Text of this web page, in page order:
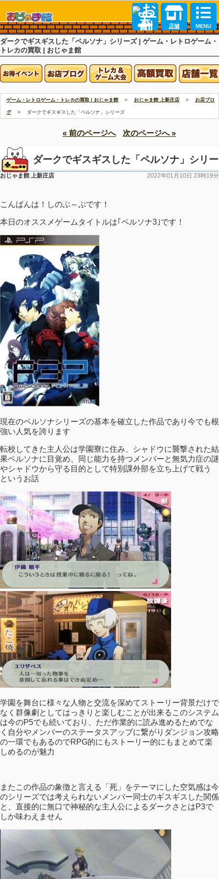
店舗 MENU
ダークでギスギスした「ペルソナ」シリーズ | ゲーム・レトロゲーム・
トレカの買取 | おじゃま館
ゲーム・レトロゲーム・トレカの買取 | おじゃま館 おじゃま館 上新庄店 お店ブロ
グ ダークでギスギスした「ペルソナ」シリーズ
« 前のページへ 次のページへ »
ダークでギスギスした「ペルソナ」シリー
おじゃま館 上新庄店 2022年01月10日 23時19分
こんばんは！しのぶ～ぶです！
本日のオススメゲームタイトルは｢ペルソナ3｣です！
現在のペルソナシリーズの基本を確立した作品であり今でも根
強い人気を誇ります
転校してきた主人公は学園寮に住み、シャドウに襲撃された結
果ペルソナに目覚め、同じ能力を持つメンバーと無気力症の謎
やシャドウから守る目的として特別課外部を立ち上げて戦う
というお話
学園を舞台に様々な人物と交流を深めてストーリー背景だけで
なく群像劇としてはっきりと楽しむことが出来るこのシステム
は今のP5でも続いており、ただ作業的に読み進めるためでな
く自分やメンバーのステータスアップに繋がりダンジョン攻略
の一環でもあるのでRPG的にもストーリー的にもまとめて楽
しめるのが魅力
またこの作品の象徴と言える「死」をテーマにした空気感は今
のシリーズでは考えられないメンバー同士のギスギスした関係
と、直接的に無口で神秘的な主人公によるダークさとはP3で
しか味わえません